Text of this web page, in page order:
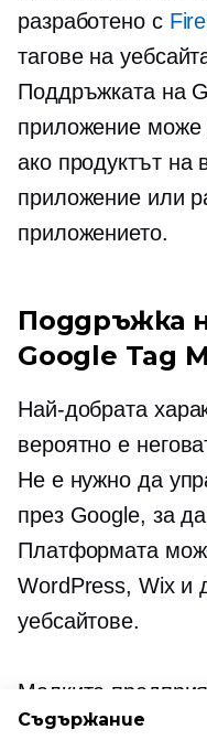
разработено с
тагове на
Поддръжката на
приложение може
ако продуктът на
приложение или
приложението.
Поддръжка
Google Tag
Най-добрата
вероятно е
Не е нужно да
през Google, за
Платформата
WordPress, Wix и
уебсайтове.
Малките
възползват
Съдържание